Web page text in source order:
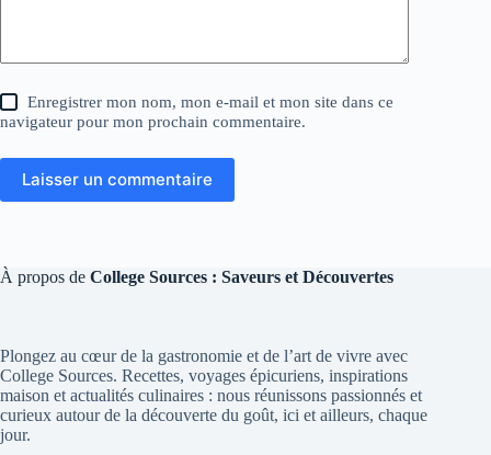
Enregistrer mon nom, mon e-mail et mon site dans ce
navigateur pour mon prochain commentaire.
Laisser un commentaire
À propos de College Sources : Saveurs et Découvertes
Plongez au cœur de la gastronomie et de l’art de vivre avec
College Sources. Recettes, voyages épicuriens, inspirations
maison et actualités culinaires : nous réunissons passionnés et
curieux autour de la découverte du goût, ici et ailleurs, chaque
jour.